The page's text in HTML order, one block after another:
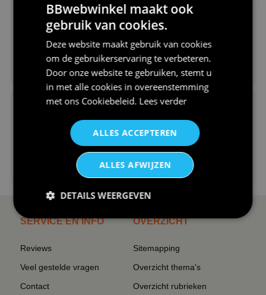
€24,95
V-hals shirt rood wit blauw st...
SERVICE EN INFO
Reviews
Veel gestelde vragen
Contact
OVERZICHT
Sitemapping
Overzicht thema's
Overzicht rubrieken
BBwebwinkel maakt ook
gebruik van cookies.
Deze website maakt gebruik van cookies
om de gebruikerservaring te verbeteren.
Door onze website te gebruiken, stemt u
in met alle cookies in overeenstemming
met ons Cookiebeleid. Lees verder
ALLES ACCEPTEREN
ALLES AFWIJZEN
DETAILS WEERGEVEN